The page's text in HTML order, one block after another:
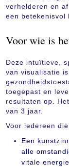
verhelderen en
een betekenisvol
Voor wie is
Deze intuïtieve,
van visualisatie
toegepast en
resultaten op.
van 3 jaar.
Voor iedereen
Een
alle
vitale